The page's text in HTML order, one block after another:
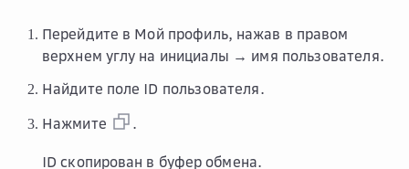
Перейдите в Мой профиль, нажав в правом
верхнем углу на инициалы → имя пользователя.
Найдите поле ID пользователя.
Нажмите
.
ID скопирован в буфер обмена.